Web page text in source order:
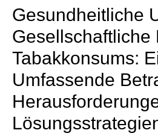
Gesundheitliche
Gesellschaftliche
Tabakkonsums:
Umfassende